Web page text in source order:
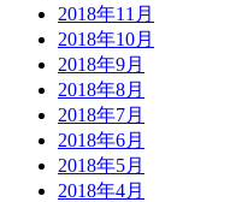
2018年11月
2018年10月
2018年9月
2018年8月
2018年7月
2018年6月
2018年5月
2018年4月